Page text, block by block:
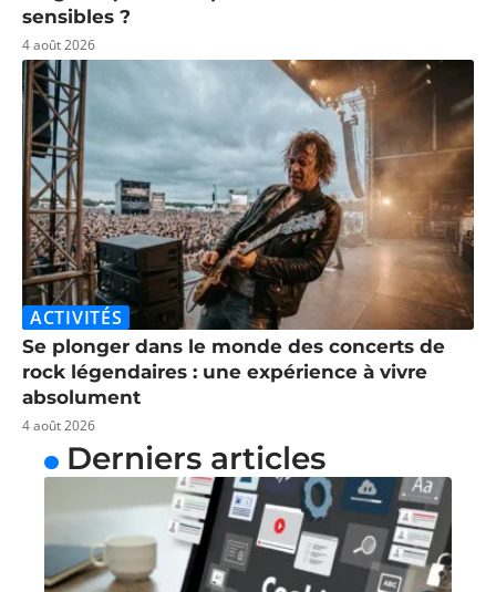
sensibles ?
4 août 2026
ACTIVITÉS
Se plonger dans le monde des concerts de
rock légendaires : une expérience à vivre
absolument
4 août 2026
Derniers articles